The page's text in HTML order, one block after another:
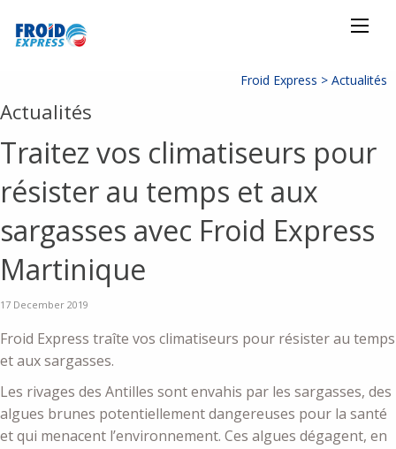
Froid Express > Actualités
Actualités
Traitez vos climatiseurs pour
résister au temps et aux
sargasses avec Froid Express
Martinique
17 December 2019
Froid Express traîte vos climatiseurs pour résister au temps
et aux sargasses.
Les rivages des Antilles sont envahis par les sargasses, des
algues brunes potentiellement dangereuses pour la santé
et qui menacent l’environnement. Ces algues dégagent, en